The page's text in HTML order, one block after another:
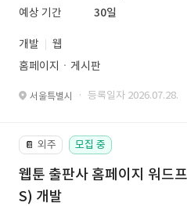
예상 기간
30일
개발
웹
홈페이지ㆍ게시판
서울특별시 · 등록일자 2026.07.28.
📔 외주 모집 중
웹툰 출판사 홈페이지 워드
S) 개발